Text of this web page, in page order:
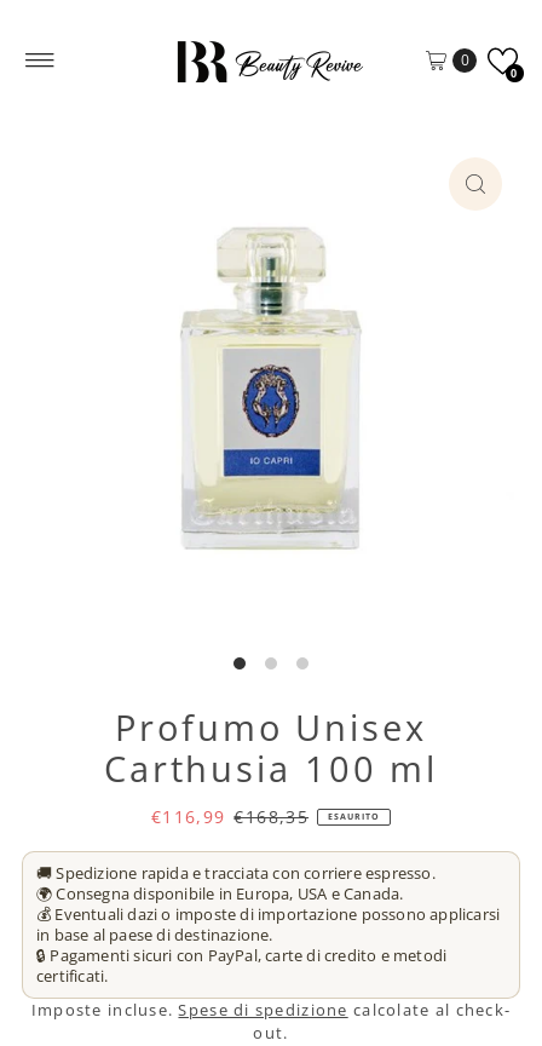
Vai direttamente ai contenuti
0
0
Profumo Unisex
Carthusia 100 ml
€116,99 €168,35 ESAURITO
🚚 Spedizione rapida e tracciata con corriere espresso.
🌍 Consegna disponibile in Europa, USA e Canada.
💰 Eventuali dazi o imposte di importazione possono applicarsi
in base al paese di destinazione.
🔒 Pagamenti sicuri con PayPal, carte di credito e metodi
certificati.
Imposte incluse.Spese di spedizione calcolate al check-
out.